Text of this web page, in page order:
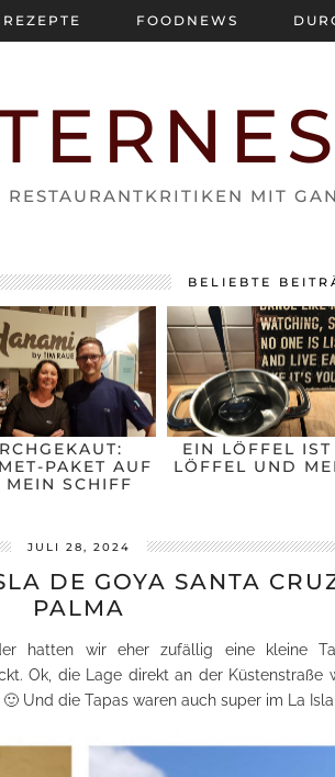
RESTAURANTKRITIKEN MIT
REZEPTE FOODNEWS
BELIEBTE
PAKET AUF
MEIN SCHIFF
EIN LÖFFEL IST
LÖFFEL UND
JULI 28, 2024
DE GOYA SANTA
PALMA
hatten wir eher zufällig eine kleine
Ok, die Lage direkt an der Küstenstraße
Und die Tapas waren auch super im La